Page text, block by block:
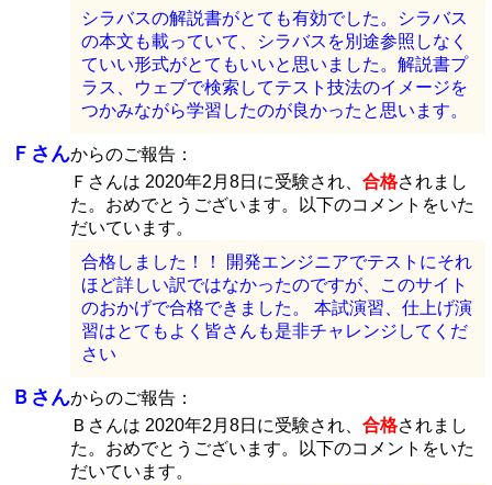
シラバスの解説書がとても有効でした。シラバス
の本文も載っていて、シラバスを別途参照しなく
ていい形式がとてもいいと思いました。解説書プ
ラス、ウェブで検索してテスト技法のイメージを
つかみながら学習したのが良かったと思います。
Ｆさんからのご報告：
Ｆさんは 2020年2月8日に受験され、 合格されまし
た。おめでとうございます。以下のコメントをいた
だいています。
合格しました！！ 開発エンジニアでテストにそれ
ほど詳しい訳ではなかったのですが、このサイト
のおかげで合格できました。 本試演習、仕上げ演
習はとてもよく皆さんも是非チャレンジしてくだ
さい
Ｂさんからのご報告：
Ｂさんは 2020年2月8日に受験され、 合格されまし
た。おめでとうございます。以下のコメントをいた
だいています。